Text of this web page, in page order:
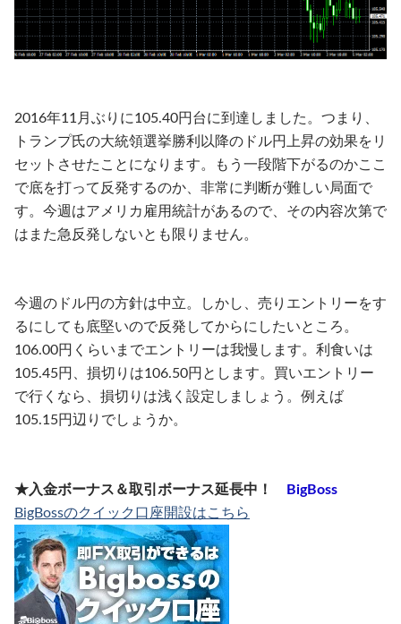
2016年11月ぶりに105.40円台に到達しました。つまり、
トランプ氏の大統領選挙勝利以降のドル円上昇の効果をリ
セットさせたことになります。もう一段階下がるのかここ
で底を打って反発するのか、非常に判断が難しい局面で
す。今週はアメリカ雇用統計があるので、その内容次第で
はまた急反発しないとも限りません。
今週のドル円の方針は中立。しかし、売りエントリーをす
るにしても底堅いので反発してからにしたいところ。
106.00円くらいまでエントリーは我慢します。利食いは
105.45円、損切りは106.50円とします。買いエントリー
で行くなら、損切りは浅く設定しましょう。例えば
105.15円辺りでしょうか。
★入金ボーナス＆取引ボーナス延長中！ BigBoss
BigBossのクイック口座開設はこちら